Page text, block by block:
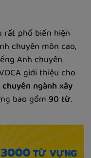
rất phổ biến hiện
chuyên môn cao,
Anh chuyên
giới thiệu cho
ngành xây
bao gồm 90 từ.